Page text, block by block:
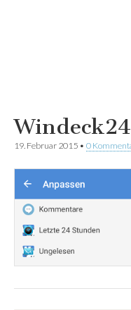
19. Februar 2015 • 0